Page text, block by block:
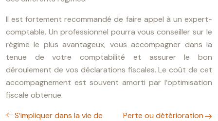
Il est fortement recommandé de faire appel à un expert-
comptable. Un professionnel pourra vous conseiller sur le
régime le plus avantageux, vous accompagner dans la
tenue de votre comptabilité et assurer le bon
déroulement de vos déclarations fiscales. Le coût de cet
accompagnement est souvent amorti par l’optimisation
fiscale obtenue.
S’impliquer dans la vie de
Perte ou détérioration